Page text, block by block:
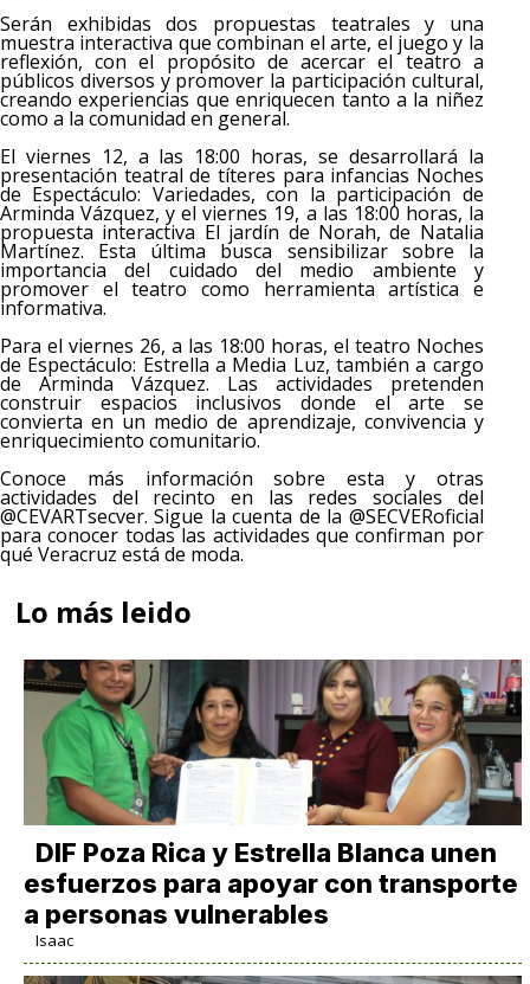
Serán exhibidas dos propuestas teatrales y una
muestra interactiva que combinan el arte, el juego y la
reflexión, con el propósito de acercar el teatro a
públicos diversos y promover la participación cultural,
creando experiencias que enriquecen tanto a la niñez
como a la comunidad en general.
El viernes 12, a las 18:00 horas, se desarrollará la
presentación teatral de títeres para infancias Noches
de Espectáculo: Variedades, con la participación de
Arminda Vázquez, y el viernes 19, a las 18:00 horas, la
propuesta interactiva El jardín de Norah, de Natalia
Martínez. Esta última busca sensibilizar sobre la
importancia del cuidado del medio ambiente y
promover el teatro como herramienta artística e
informativa.
Para el viernes 26, a las 18:00 horas, el teatro Noches
de Espectáculo: Estrella a Media Luz, también a cargo
de Arminda Vázquez. Las actividades pretenden
construir espacios inclusivos donde el arte se
convierta en un medio de aprendizaje, convivencia y
enriquecimiento comunitario.
Conoce más información sobre esta y otras
actividades del recinto en las redes sociales del
@CEVARTsecver. Sigue la cuenta de la @SECVERoficial
para conocer todas las actividades que confirman por
qué Veracruz está de moda.
Lo más leido
DIF Poza Rica y Estrella Blanca unen
esfuerzos para apoyar con transporte
a personas vulnerables
Isaac